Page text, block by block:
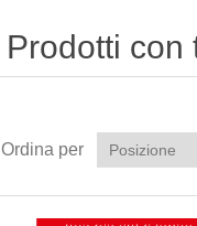
Prodotti con
Ordina per